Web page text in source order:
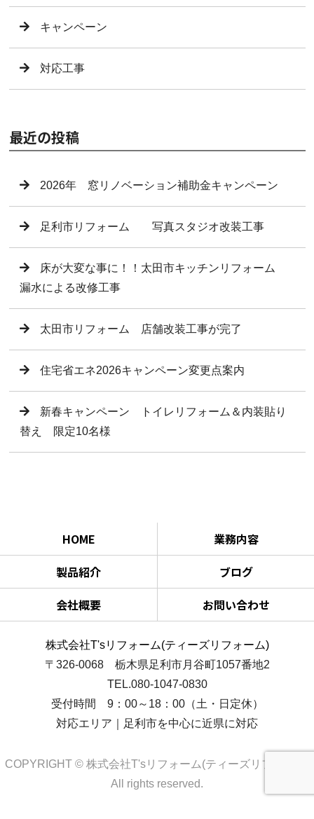
キャンペーン
対応工事
最近の投稿
2026年 窓リノベーション補助金キャンペーン
足利市リフォーム 写真スタジオ改装工事
床が大変な事に！！太田市キッチンリフォーム
漏水による改修工事
太田市リフォーム 店舗改装工事が完了
住宅省エネ2026キャンペーン変更点案内
新春キャンペーン トイレリフォーム＆内装貼り
替え 限定10名様
HOME
業務内容
製品紹介
ブログ
会社概要
お問い合わせ
株式会社T'sリフォーム(ティーズリフォーム)
〒326-0068 栃木県足利市月谷町1057番地2
TEL.080-1047-0830
受付時間 9：00～18：00（土・日定休）
対応エリア｜足利市を中心に近県に対応
COPYRIGHT © 株式会社T'sリフォーム(ティーズリフォーム)
All rights reserved.